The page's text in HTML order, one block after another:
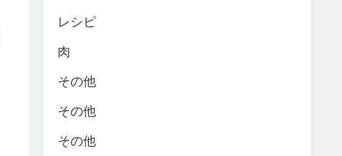
レシピ
肉
その他
その他
その他